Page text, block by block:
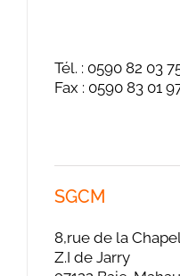
Tél. : 0590 82 03
Fax : 0590 83 01
SGCM
8,rue de la
Z.I de Jarry